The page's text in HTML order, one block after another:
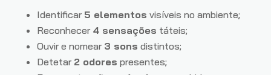
Identificar 5 elementos visíveis no ambiente;
Reconhecer 4 sensações táteis;
Ouvir e nomear 3 sons distintos;
Detetar 2 odores presentes;